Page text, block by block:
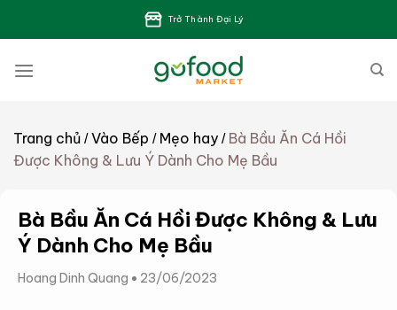
dung
Trở Thành Đại Lý
Trang chủ /Vào Bếp / Mẹo hay / Bà Bầu Ăn Cá Hồi
Được Không & Lưu Ý Dành Cho Mẹ Bầu
Bà Bầu Ăn Cá Hồi Được Không & Lưu
Ý Dành Cho Mẹ Bầu
Hoang Dinh Quang 23/06/2023